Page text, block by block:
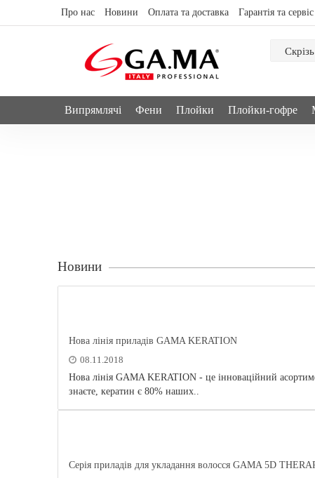
Про нас Новини Оплата та доставка Гарантія та сервіс
Скрізь
Випрямлячі Фени Плойки Плойки-гофре
Новини
Нова лінія приладів GAMA KERATION
08.11.2018
Нова лінія GAMA KERATION - це інноваційний
знаєте, кератин є 80% наших..
Серія приладів для укладання волосся GAMA 5D